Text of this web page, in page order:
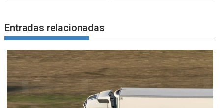
Entradas relacionadas